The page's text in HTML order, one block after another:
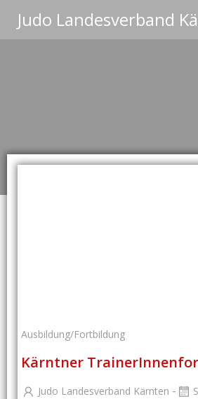
Inhalt
Judo Landesverband
Ausbildung/Fortbildung
Kärntner
Judo Landesverband Kärnten -